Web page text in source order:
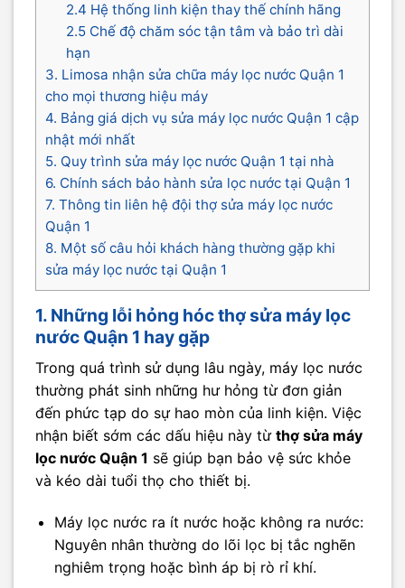
2.4 Hệ thống linh kiện thay thế chính hãng
2.5 Chế độ chăm sóc tận tâm và bảo trì dài
hạn
3. Limosa nhận sửa chữa máy lọc nước Quận 1
cho mọi thương hiệu máy
4. Bảng giá dịch vụ sửa máy lọc nước Quận 1 cập
nhật mới nhất
5. Quy trình sửa máy lọc nước Quận 1 tại nhà
6. Chính sách bảo hành sửa lọc nước tại Quận 1
7. Thông tin liên hệ đội thợ sửa máy lọc nước
Quận 1
8. Một số câu hỏi khách hàng thường gặp khi
sửa máy lọc nước tại Quận 1
1. Những lỗi hỏng hóc thợ sửa máy lọc
nước Quận 1 hay gặp
Trong quá trình sử dụng lâu ngày, máy lọc nước
thường phát sinh những hư hỏng từ đơn giản
đến phức tạp do sự hao mòn của linh kiện. Việc
nhận biết sớm các dấu hiệu này từ thợ sửa máy
lọc nước Quận 1 sẽ giúp bạn bảo vệ sức khỏe
và kéo dài tuổi thọ cho thiết bị.
Máy lọc nước ra ít nước hoặc không ra nước:
Nguyên nhân thường do lõi lọc bị tắc nghẽn
nghiêm trọng hoặc bình áp bị rò rỉ khí.